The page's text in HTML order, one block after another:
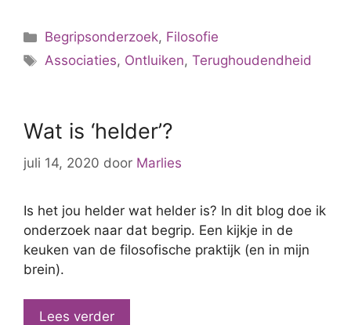
Categorieën
Begripsonderzoek, Filosofie
Tags
Associaties, Ontluiken,Terughoudendheid
Wat is ‘helder’?
juli 14, 2020 door Marlies
Is het jou helder wat helder is? In dit blog doe ik
onderzoek naar dat begrip. Een kijkje in de
keuken van de filosofische praktijk (en in mijn
brein).
Lees verder